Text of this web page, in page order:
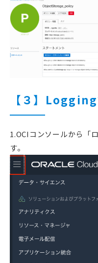
【３】
1.OCIコンソールから「
す。